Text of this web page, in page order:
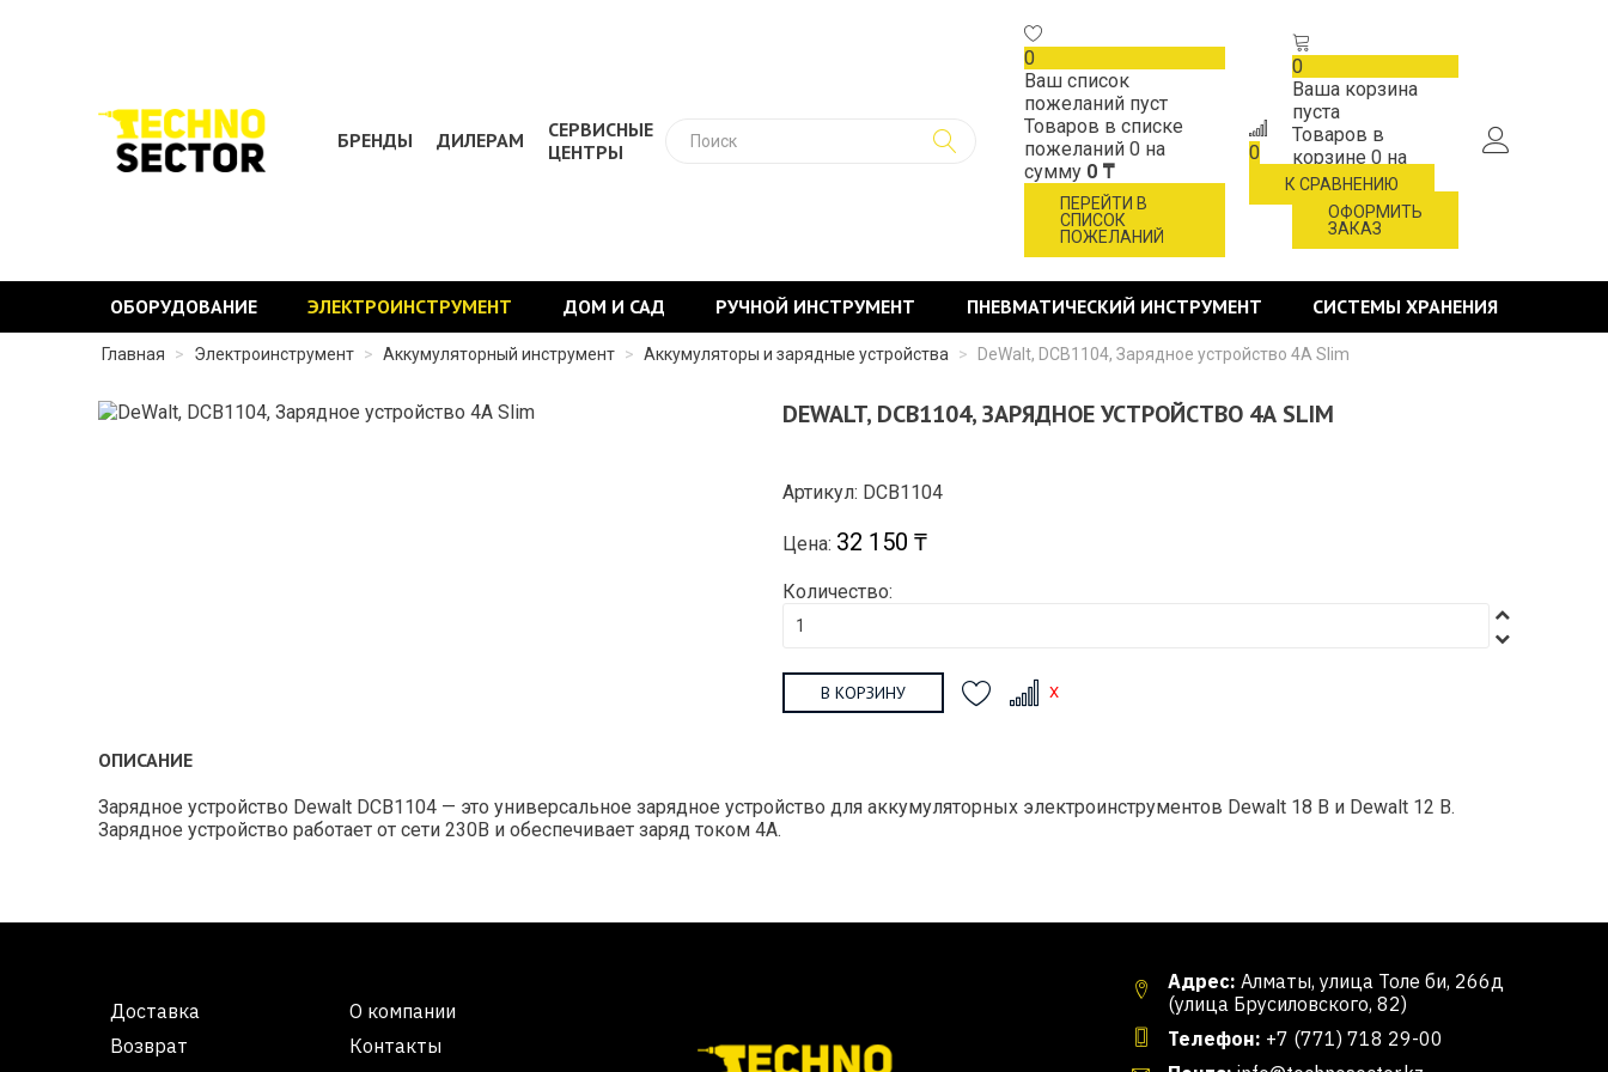
БРЕНДЫ ДИЛЕРАМ
СЕРВИСНЫЕ
ЦЕНТРЫ
0
Ваш список
пожеланий пуст
Товаров в списке
пожеланий 0 на
сумму 0 ₸
ПЕРЕЙТИ В
СПИСОК
ПОЖЕЛАНИЙ
0
К СРАВНЕНИЮ
0
Ваша корзина
пуста
Товаров в
корзине 0 на
сумму0 ₸
ОФОРМИТЬ
ЗАКАЗ
ОБОРУДОВАНИЕ ЭЛЕКТРОИНСТРУМЕНТ ДОМ И САД РУЧНОЙ ИНСТРУМЕНТ ПНЕВМАТИЧЕСКИЙ ИНСТРУМЕНТ СИСТЕМЫ ХРАНЕНИЯ
Главная > Электроинструмент > Аккумуляторный инструмент > Аккумуляторы и зарядные устройства > DeWalt, DCB1104, Зарядное устройство 4А Slim
DEWALT, DCB1104, ЗАРЯДНОЕ УСТРОЙСТВО 4А SLIM
Артикул: DCB1104
Цена: 32 150 ₸
Количество:
В КОРЗИНУ
ОПИСАНИЕ
Зарядное устройство Dewalt DCB1104 — это универсальное зарядное устройство для аккумуляторных электроинструментов Dewalt 18 В и Dewalt 12 В.
Зарядное устройство работает от сети 230В и обеспечивает заряд током 4А.
Доставка
О компании
Возврат
Контакты
Адрес: Алматы, улица Толе би, 266д
(улица Брусиловского, 82)
Телефон: +7 (771) 718 29-00